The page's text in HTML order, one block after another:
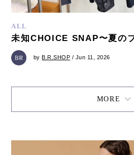
ALL
未知CHOICE SNAP〜夏の
byB.R.SHOP / Jun 11, 2026
MORE